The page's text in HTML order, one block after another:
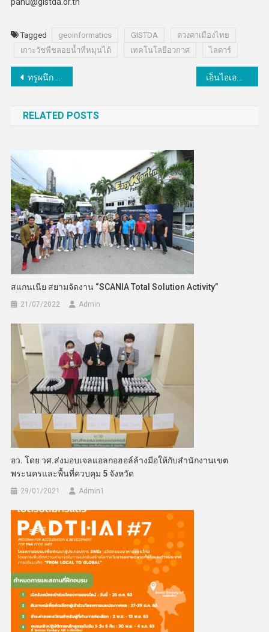
Tagged geoinformatics GISTDA
ดวงตาเมืองไทย
เกาะวัชพืชลอยน้ำที่หมุนได้
เทคโนโลยีอวกาศ ไลดาร์
แนะแนว
ทรูผนึก QTRic-qBraid จัดงาน “SEA Quantum Leader Summit 2026” เวทีรวมสุดยอดผู้นำด้านเทคโนโลยีควอนตัม
RELATED POSTS
สแกนเนีย สยามจัดงาน “SCANIA Total Solution Activity”
21/07/2022 Admin
อว. โดย วศ.ส่งมอบเจลแอลกอฮอล์ล้างมือให้กับสำนักงานเขต
พระนครและพื้นที่ควบคุม 5 จังหวัด
29/01/2021 Admin​1